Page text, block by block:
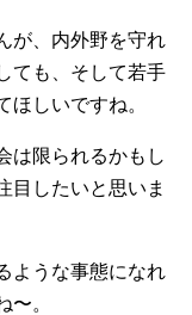
が、内外野を守れ
ても、そして若手
しいですね。
は限られるかもし
目したいと思いま
ような事態になれ
〜。